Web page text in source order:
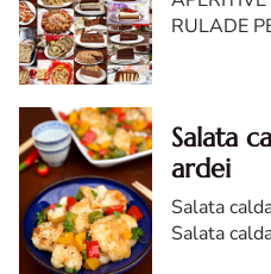
RULADE
FESTIVE
Salata
ardei
Salata
Salata